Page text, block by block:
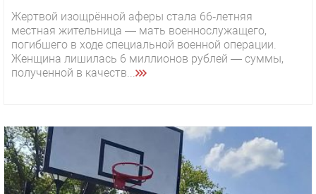
Жертвой изощрённой аферы стала 66‑летняя
местная жительница — мать военнослужащего,
погибшего в ходе специальной военной операции.
Женщина лишилась 6 миллионов рублей — суммы,
полученной в качеств...